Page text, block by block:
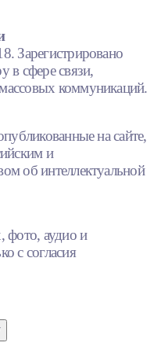
Зарегистрировано
в сфере связи,
коммуникаций.
на сайте,
и
об интеллектуальной
фото, аудио и
с согласия